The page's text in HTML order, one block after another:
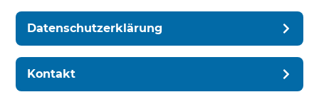
Datenschutzerklärung
Kontakt